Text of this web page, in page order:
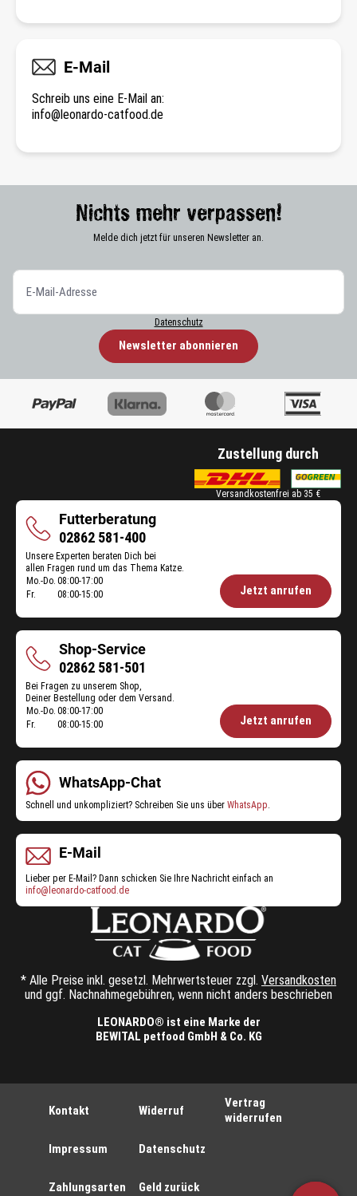
E-Mail
Schreib uns eine E-Mail an:
info@leonardo-catfood.de
Nichts mehr verpassen!
Melde dich jetzt für unseren Newsletter an.
Datenschutz
Newsletter abonnieren
Zustellung durch
Versandkostenfrei ab 35 €
Futterberatung
Futterberatung
02862 581-400
Unsere Experten beraten Dich bei
allen Fragen rund um das Thema Katze.
Öffnungszeiten
Mo.-Do. 08:00-17:00
Fr.
08:00-15:00 Jetzt anrufen
Shop-Service
Shop-
Service
02862 581-501
Bei Fragen zu unserem Shop,
Deiner Bestellung oder dem Versand.
Öffnungszeiten
Mo.-Do. 08:00-17:00
Fr.
08:00-15:00 Jetzt anrufen
WhatsApp-Chat
Schnell und unkompliziert? Schreiben Sie uns über WhatsApp
E-Mail
Lieber per E-Mail? Dann schicken Sie Ihre Nachricht einfach an
info@leonardo-catfood.de
* Alle Preise inkl. gesetzl. Mehrwertsteuer zzgl. Versandkosten
und ggf. Nachnahmegebühren, wenn nicht anders beschrieben
LEONARDO® ist eine Marke der
BEWITAL petfood GmbH & Co. KG
Kontakt
Impressum
Zahlungsarten
Widerruf
Datenschutz
Geld zurück
Vertrag
widerrufen